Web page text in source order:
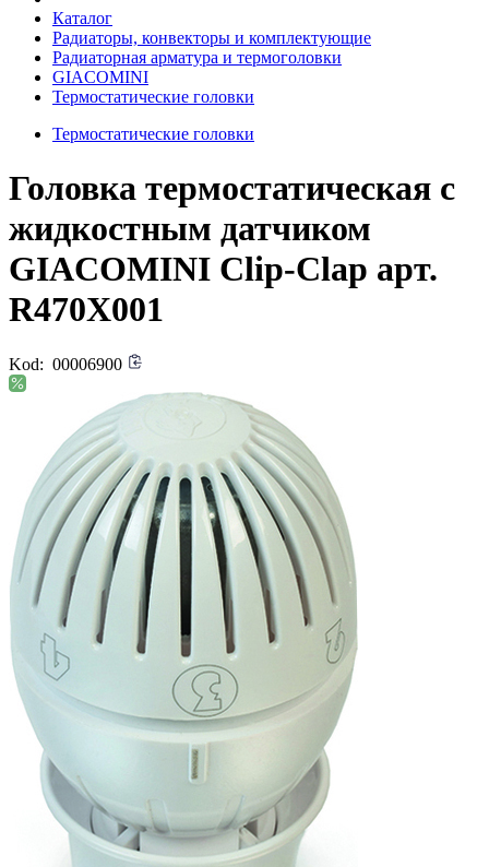
Каталог
Радиаторы, конвекторы и комплектующие
Радиаторная арматура и термоголовки
GIACOMINI
Термостатические головки
Термостатические головки
Головка термостатическая с
жидкостным датчиком
GIACOMINI Clip-Clap арт.
R470X001
Kod: 00006900